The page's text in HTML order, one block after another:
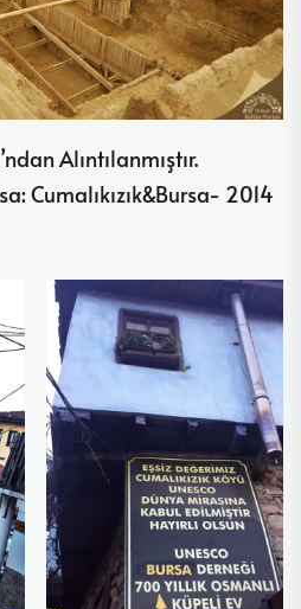
Alıntılanmıştır.
Cumalıkızık&Bursa- 2014